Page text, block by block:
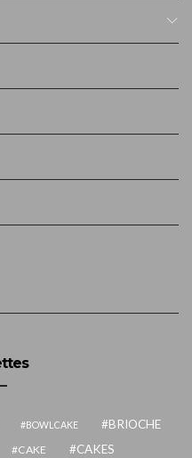
BOWLCAKE
BRIOCHE
CAKE CAKES